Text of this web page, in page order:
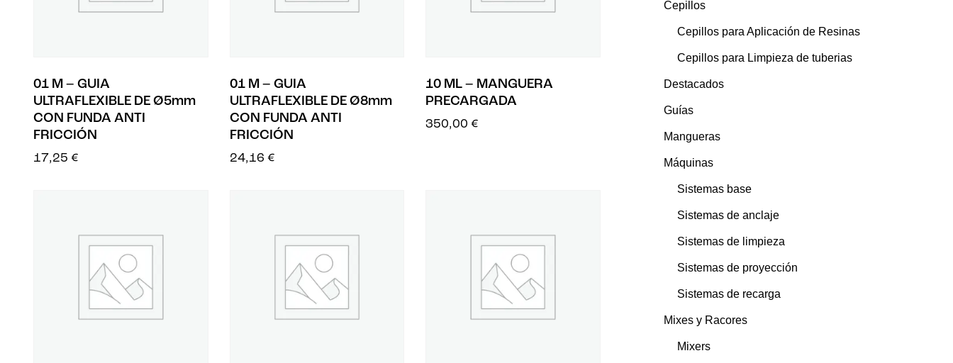
01 M – GUIA
ULTRAFLEXIBLE DE Ø5mm
CON FUNDA ANTI
FRICCIÓN
17,25 €
01 M – GUIA
ULTRAFLEXIBLE DE Ø8mm
CON FUNDA ANTI
FRICCIÓN
24,16 €
10 ML – MANGUERA
PRECARGADA
350,00€
Cepillos
Cepillos para Aplicación de Resinas
Cepillos para Limpieza de tuberias
Destacados
Guías
Mangueras
Máquinas
Sistemas base
Sistemas de anclaje
Sistemas de limpieza
Sistemas de proyección
Sistemas de recarga
Mixes y Racores
Mixers